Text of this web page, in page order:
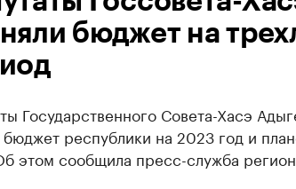
бюджет на
Государственного Совета-Хасэ
бюджет республики на 2023 год и
этом сообщила пресс-служба